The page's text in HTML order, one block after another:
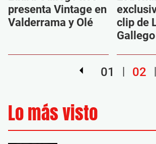
presenta Vintage en
Valderrama y Olé
clip de
Gallego
01 02
Lo más visto